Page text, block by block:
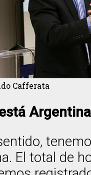
Cafferata
El total de